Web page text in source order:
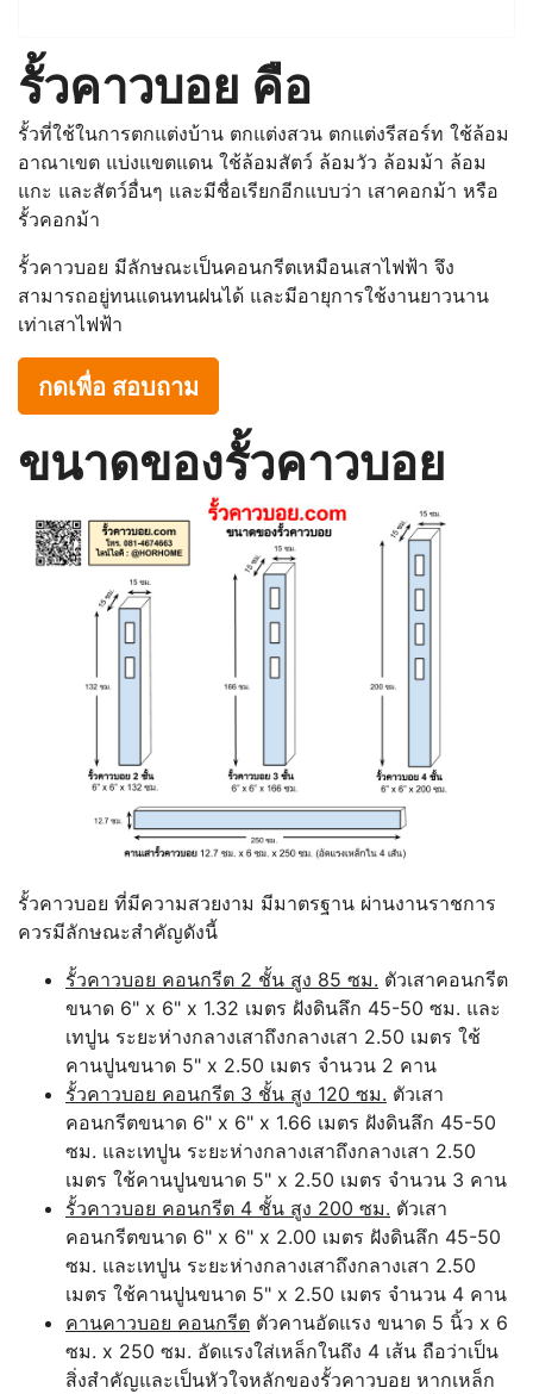
รั้วคาวบอย คือ
รั้วที่ใช้ในการตกแต่งบ้าน ตกแต่งสวน ตกแต่งรีสอร์ท ใช้ล้อม
อาณาเขต แบ่งแขตแดน ใช้ล้อมสัตว์ ล้อมวัว ล้อมม้า ล้อม
แกะ และสัตว์อื่นๆ และมีชื่อเรียกอีกแบบว่า เสาคอกม้า หรือ
รั้วคอกม้า
รั้วคาวบอย มีลักษณะเป็นคอนกรีตเหมือนเสาไฟฟ้า จึง
สามารถอยู่ทนแดนทนฝนได้ และมีอายุการใช้งานยาวนาน
เท่าเสาไฟฟ้า
กดเพื่อ สอบถาม
ขนาดของรั้วคาวบอย
รั้วคาวบอย ที่มีความสวยงาม มีมาตรฐาน ผ่านงานราชการ
ควรมีลักษณะสำคัญดังนี้
รั้วคาวบอย คอนกรีต 2 ชั้น สูง 85 ซม. ตัวเสาคอนกรีต
ขนาด 6" x 6" x 1.32 เมตร ฝังดินลึก 45-50 ซม. และ
เทปูน ระยะห่างกลางเสาถึงกลางเสา 2.50 เมตร ใช้
คานปูนขนาด 5" x 2.50 เมตร จำนวน 2 คาน
รั้วคาวบอย คอนกรีต 3 ชั้น สูง 120 ซม. ตัวเสา
คอนกรีตขนาด 6" x 6" x 1.66 เมตร ฝังดินลึก 45-50
ซม. และเทปูน ระยะห่างกลางเสาถึงกลางเสา 2.50
เมตร ใช้คานปูนขนาด 5" x 2.50 เมตร จำนวน 3 คาน
รั้วคาวบอย คอนกรีต 4 ชั้น สูง 200 ซม. ตัวเสา
คอนกรีตขนาด 6" x 6" x 2.00 เมตร ฝังดินลึก 45-50
ซม. และเทปูน ระยะห่างกลางเสาถึงกลางเสา 2.50
เมตร ใช้คานปูนขนาด 5" x 2.50 เมตร จำนวน 4 คาน
คานคาวบอย คอนกรีต ตัวคานอัดแรง ขนาด 5 นิ้ว x 6
ซม. x 250 ซม. อัดแรงใส่เหล็กในถึง 4 เส้น ถือว่าเป็น
สิ่งสำคัญและเป็นหัวใจหลักของรั้วคาวบอย หากเหล็ก